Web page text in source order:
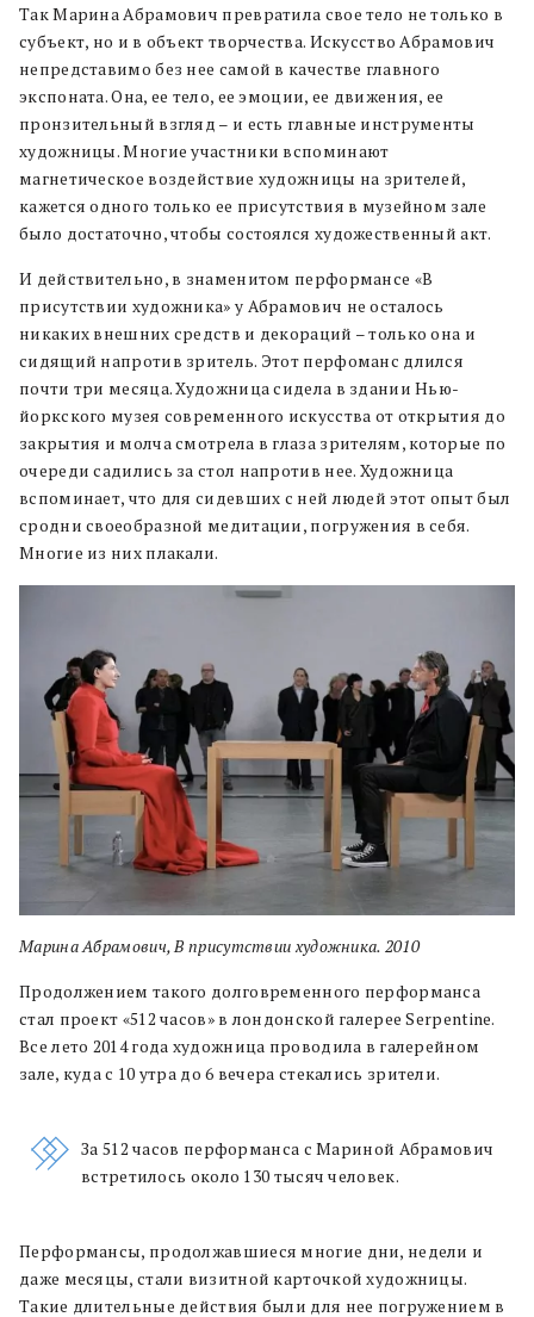
Так Марина Абрамович превратила свое тело не только в
субъект, но и в объект творчества. Искусство Абрамович
непредставимо без нее самой в качестве главного
экспоната. Она, ее тело, ее эмоции, ее движения, ее
пронзительный взгляд – и есть главные инструменты
художницы. Многие участники вспоминают
магнетическое воздействие художницы на зрителей,
кажется одного только ее присутствия в музейном зале
было достаточно, чтобы состоялся художественный акт.
И действительно, в знаменитом перформансе «В
присутствии художника» у Абрамович не осталось
никаких внешних средств и декораций – только она и
сидящий напротив зритель. Этот перфоманс длился
почти три месяца. Художница сидела в здании Нью-
йоркского музея современного искусства от открытия до
закрытия и молча смотрела в глаза зрителям, которые по
очереди садились за стол напротив нее. Художница
вспоминает, что для сидевших с ней людей этот опыт был
сродни своеобразной медитации, погружения в себя.
Многие из них плакали.
Марина Абрамович, В присутствии художника. 2010
Продолжением такого долговременного перформанса
стал проект «512 часов» в лондонской галерее Serpentine.
Все лето 2014 года художница проводила в галерейном
зале, куда с 10 утра до 6 вечера стекались зрители.
За 512 часов перформанса с Мариной Абрамович
встретилось около 130 тысяч человек.
Перформансы, продолжавшиеся многие дни, недели и
даже месяцы, стали визитной карточкой художницы.
Такие длительные действия были для нее погружением в